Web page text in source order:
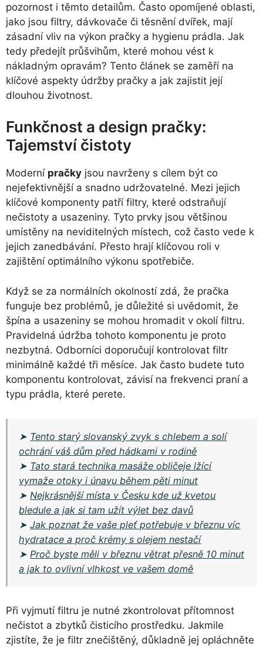
pozornost i těmto detailům. Často opomíjené oblasti,
jako jsou filtry, dávkovače či těsnění dvířek, mají
zásadní vliv na výkon pračky a hygienu prádla. Jak
tedy předejít průšvihům, které mohou vést k
nákladným opravám? Tento článek se zaměří na
klíčové aspekty údržby pračky a jak zajistit její
dlouhou životnost.
Funkčnost a design pračky:
Tajemství čistoty
Moderní pračky jsou navrženy s cílem být co
nejefektivnější a snadno udržovatelné. Mezi jejich
klíčové komponenty patří filtry, které odstraňují
nečistoty a usazeniny. Tyto prvky jsou většinou
umístěny na neviditelných místech, což často vede k
jejich zanedbávání. Přesto hrají klíčovou roli v
zajištění optimálního výkonu spotřebiče.
Když se za normálních okolností zdá, že pračka
funguje bez problémů, je důležité si uvědomit, že
špína a usazeniny se mohou hromadit v okolí filtru.
Pravidelná údržba tohoto komponentu je proto
nezbytná. Odborníci doporučují kontrolovat filtr
minimálně každé tři měsíce. Jak často budete tuto
komponentu kontrolovat, závisí na frekvenci praní a
typu prádla, které perete.
➤ Tento starý slovanský zvyk s chlebem a solí
ochrání váš dům před hádkami v rodině
➤ Tato stará technika masáže obličeje lžící
vymaže otoky i únavu během pěti minut
➤ Nejkrásnější místa v Česku kde už kvetou
bledule a jak si tam užít výlet bez davů
➤Jak poznat že vaše pleť potřebuje v březnu víc
hydratace a proč krémy s olejem nestačí
➤ Proč byste měli v březnu větrat přesně 10 minut
a jak to ovlivní vlhkost ve vašem domě
Při vyjmutí filtru je nutné zkontrolovat přítomnost
nečistot a zbytků čisticího prostředku. Jakmile
zjistíte, že je filtr znečištěný, důkladně jej opláchněte